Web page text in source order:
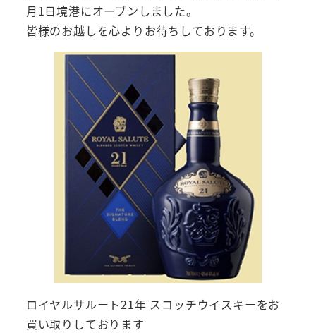
月1日境港にオープンしました。
皆様のお越しを心よりお待ちしております。
ロイヤルサルート21年 スコッチウイスキーをお
買い取りしております